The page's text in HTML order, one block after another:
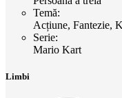
Temă:
Acțiune, Fantezie,
Serie:
Mario Kart
Limbi